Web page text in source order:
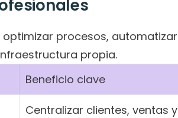
procesos, automatizar
propia.
Beneficio clave
Centralizar clientes, ventas y